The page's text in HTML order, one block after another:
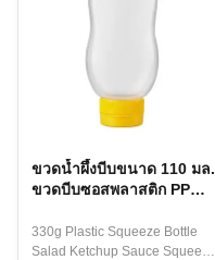
ขวดน้ำผึ้งบีบขนาด 110 มล.
ขวดบีบซอสพลาสติก PP
330g Plastic Squeeze Bottle
Salad Ketchup Sauce Squeeze